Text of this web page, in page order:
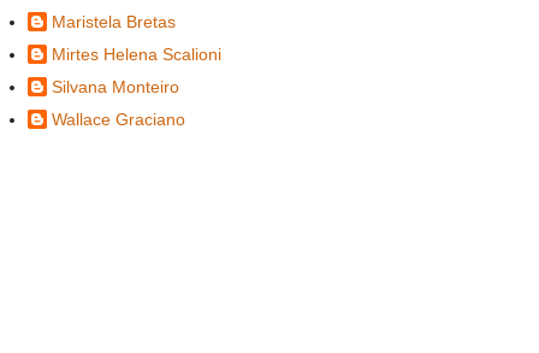
Maristela Bretas
Mirtes Helena Scalioni
Silvana Monteiro
Wallace Graciano